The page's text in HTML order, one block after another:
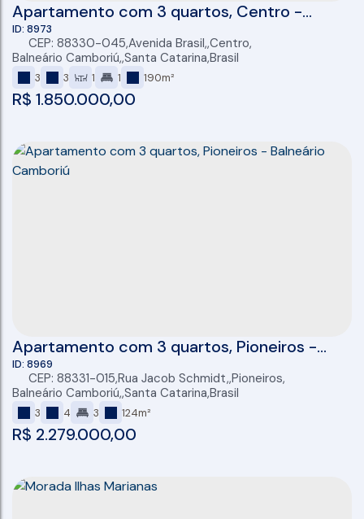
Apartamento com 3 quartos, Centro -
Balneário Camboriú
R$ 1.850.000,00
8973
CEP: 88330-045,Avenida Brasil ,Centro,
Balneário Camboriú ,Santa Catarina,Brasil
3 3 1 1 190m²
Apartamento com 3 quartos, Pioneiros -
Balneário Camboriú
R$ 2.279.000,00
8969
CEP: 88331-015,Rua Jacob Schmidt ,Pioneiros,
Balneário Camboriú ,Santa Catarina,Brasil
3 4 3 124m²